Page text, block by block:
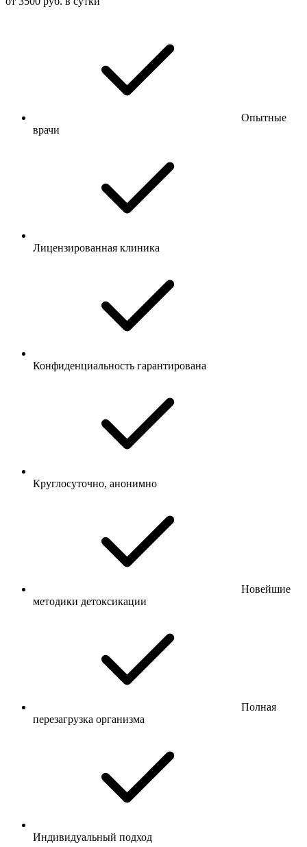
Опытные
врачи
Лицензированная клиника
Конфиденциальность гарантирована
Круглосуточно, анонимно
Новейшие
методики детоксикации
Полная
перезагрузка организма
Индивидуальный подход